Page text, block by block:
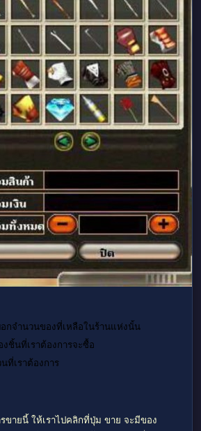
กจำนวนของที่เหลือในร้านแห่งนั้น
ชิ้นที่เราต้องการจะซื้อ
ที่เราต้องการ
ขายนี้ ให้เราไปคลิกที่ปุ่ม ขาย จะมีของ